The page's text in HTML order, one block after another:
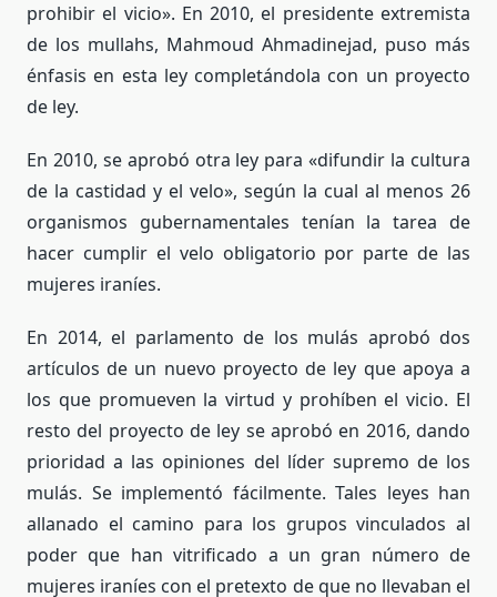
prohibir el vicio». En 2010, el presidente extremista
de los mullahs, Mahmoud Ahmadinejad, puso más
énfasis en esta ley completándola con un proyecto
de ley.
En 2010, se aprobó otra ley para «difundir la cultura
de la castidad y el velo», según la cual al menos 26
organismos gubernamentales tenían la tarea de
hacer cumplir el velo obligatorio por parte de las
mujeres iraníes.
En 2014, el parlamento de los mulás aprobó dos
artículos de un nuevo proyecto de ley que apoya a
los que promueven la virtud y prohíben el vicio. El
resto del proyecto de ley se aprobó en 2016, dando
prioridad a las opiniones del líder supremo de los
mulás. Se implementó fácilmente. Tales leyes han
allanado el camino para los grupos vinculados al
poder que han vitrificado a un gran número de
mujeres iraníes con el pretexto de que no llevaban el